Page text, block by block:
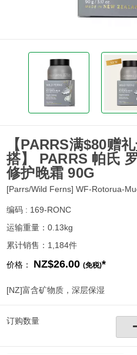
【PARRS满$80赠
搭】 PARRS 帕氏
修护晚霜 90G
[Parrs/Wild Ferns] WF-Rotorua-
编码 : 169-RONC
运输重量：0.13kg
累计销售：1,184件
价格： NZ$26.00 (免税)*
[NZ]富含矿物质，深层保湿
订购数量